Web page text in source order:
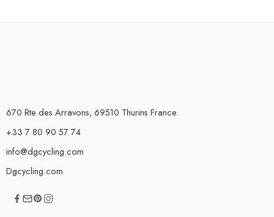
670 Rte des Arravons, 69510 Thurins France.
+33 7 80 90 57 74
info@dgcycling.com
Dgcycling.com